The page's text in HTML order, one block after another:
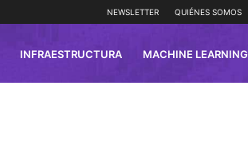
NEWSLETTER QUIÉNES SOMOS
INFRAESTRUCTURA MACHINE LEARNING